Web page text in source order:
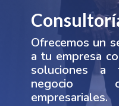
Ofrecemos un
a tu empresa
soluciones a
negocio
empresariales.